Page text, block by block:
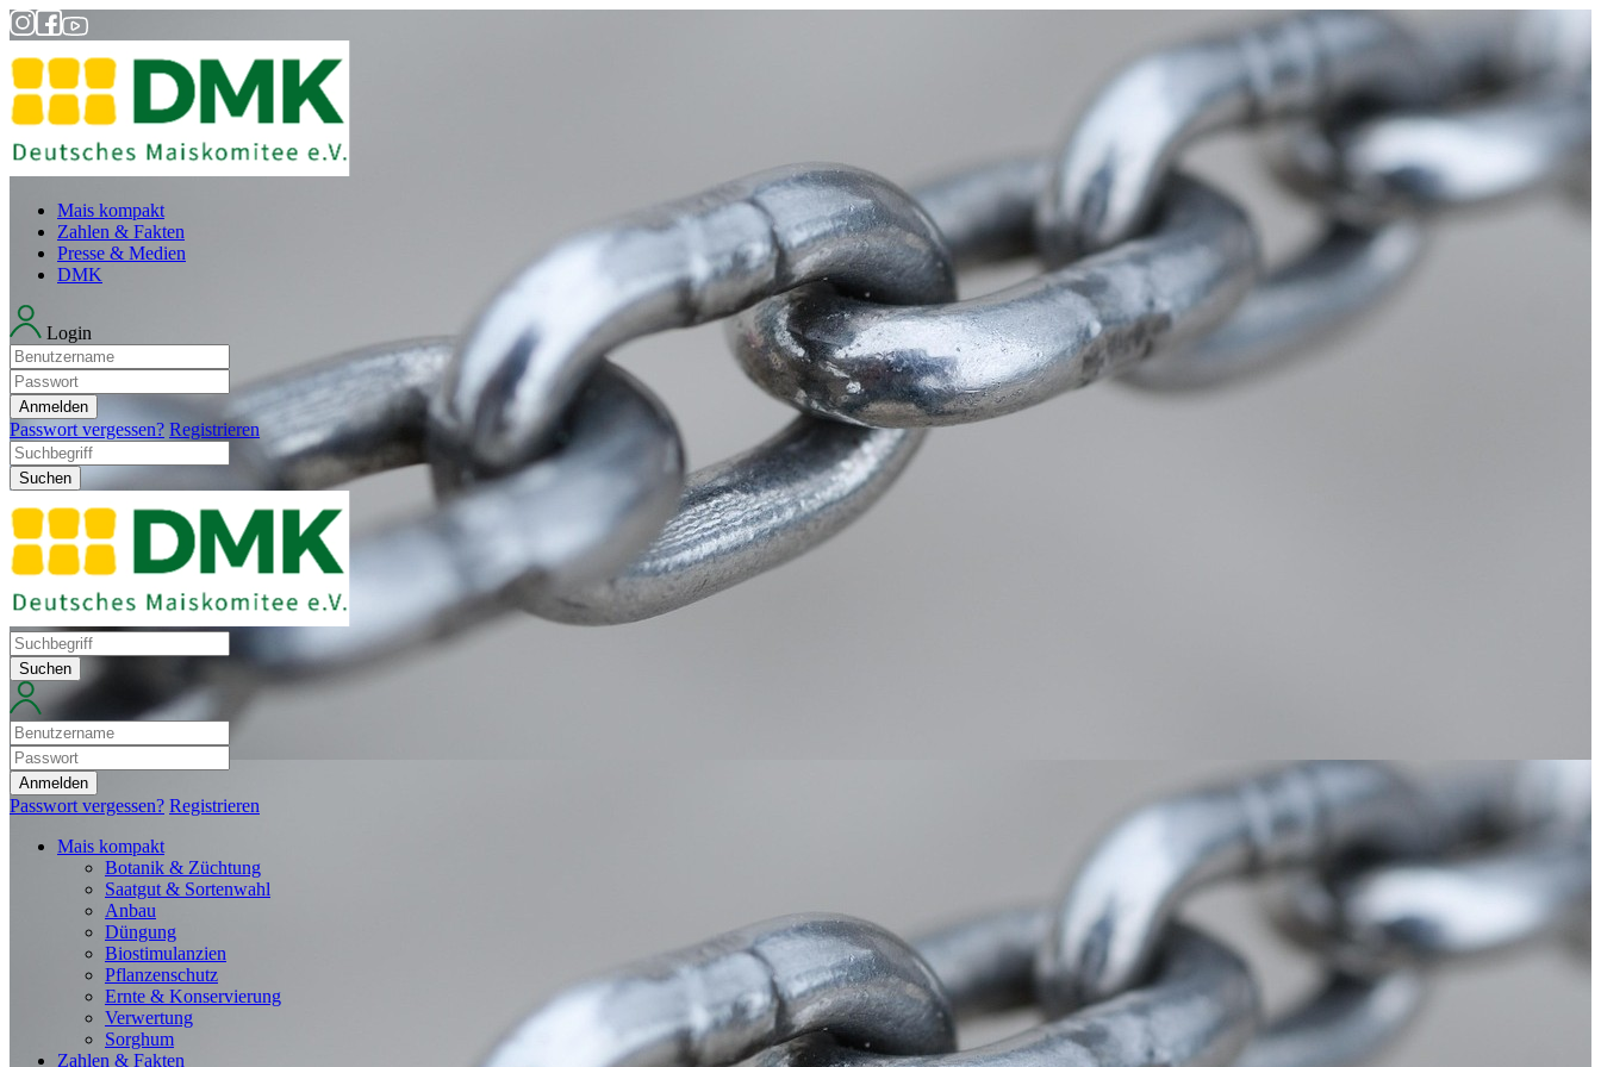
Mais kompakt
Zahlen & Fakten
Presse & Medien
DMK
Login
Anmelden
Passwort vergessen? Registrieren
Suchen
Suchen
Anmelden
Passwort vergessen? Registrieren
Mais kompakt
Botanik & Züchtung
Saatgut & Sortenwahl
Anbau
Düngung
Biostimulanzien
Pflanzenschutz
Ernte & Konservierung
Verwertung
Sorghum
Zahlen & Fakten